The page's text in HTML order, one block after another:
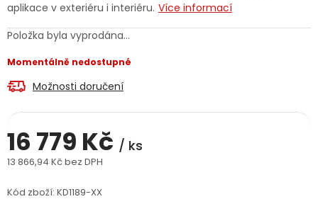
Velkoobchodní spolupráce (B2B)
Servis nářadí Hodnocení obchodu
Doprava a platba
aplikace v exteriéru i interiéru. Více informací
Položka byla vyprodána…
Momentálně nedostupné
Možnosti doručení
16 779 Kč / ks
13 866,94 Kč bez DPH
Kód zboží: KD1189-XX